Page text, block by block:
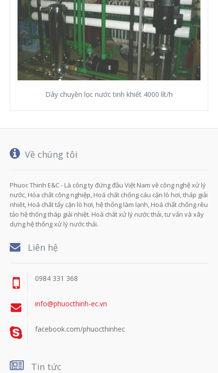
Dây chuyền lọc nước tinh khiết 4000 lít/h
Về chúng tôi
Phuoc Thinh E&C - Là công ty đứng đầu Việt Nam về công nghệ xử lý
nước, Hóa chất công nghiệp, Hoá chất chống cáu cặn lò hơi, tháp giải
nhiêt, Hoá chất tẩy cặn lò hơi, hệ thống làm lạnh, Hoá chất chống rêu
tảo hệ thống tháp giải nhiệt. Hoá chất xử lý nước thải, tư vấn và xây
dựng hệ thống xử lý nước thải.
Liên hệ
0984 331 368
info@phuocthinh-ec.vn
facebook.com/phuocthinhec
Tin tức